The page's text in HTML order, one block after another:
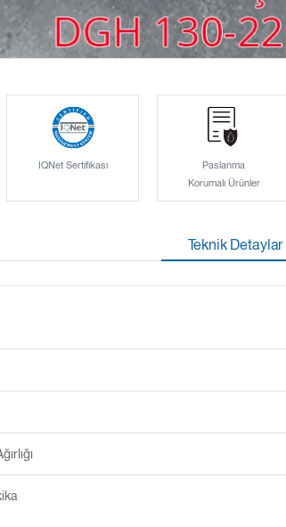
IQNet Sertifikası
Paslanma
Korumalı Ürünler
Teknik Detaylar